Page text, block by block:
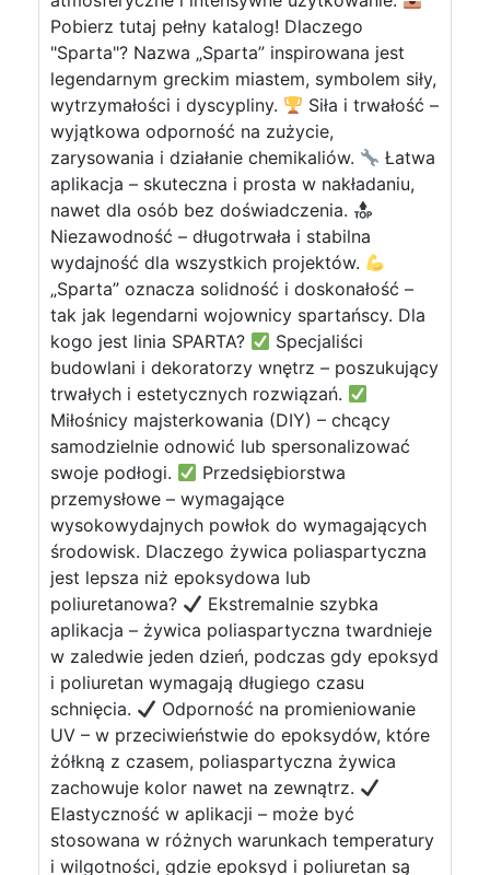
Pobierz tutaj pełny katalog! Dlaczego
"Sparta"? Nazwa „Sparta” inspirowana jest
legendarnym greckim miastem, symbolem siły,
wytrzymałości i dyscypliny.
Siła i trwałość –
wyjątkowa odporność na zużycie,
zarysowania i działanie chemikaliów.
Łatwa
aplikacja – skuteczna i prosta w nakładaniu,
nawet dla osób bez doświadczenia.
Niezawodność – długotrwała i stabilna
wydajność dla wszystkich projektów.
„Sparta” oznacza solidność i doskonałość –
tak jak legendarni wojownicy spartańscy. Dla
kogo jest linia SPARTA?
Specjaliści
budowlani i dekoratorzy wnętrz – poszukujący
trwałych i estetycznych rozwiązań.
Miłośnicy majsterkowania (DIY) – chcący
samodzielnie odnowić lub spersonalizować
swoje podłogi.
Przedsiębiorstwa
przemysłowe – wymagające
wysokowydajnych powłok do wymagających
środowisk. Dlaczego żywica poliaspartyczna
jest lepsza niż epoksydowa lub
poliuretanowa?
Ekstremalnie szybka
aplikacja – żywica poliaspartyczna twardnieje
w zaledwie jeden dzień, podczas gdy epoksyd
i poliuretan wymagają długiego czasu
schnięcia.
Odporność na promieniowanie
UV – w przeciwieństwie do epoksydów, które
żółkną z czasem, poliaspartyczna żywica
zachowuje kolor nawet na zewnątrz.
Elastyczność w aplikacji – może być
stosowana w różnych warunkach temperatury
i wilgotności, gdzie epoksyd i poliuretan są